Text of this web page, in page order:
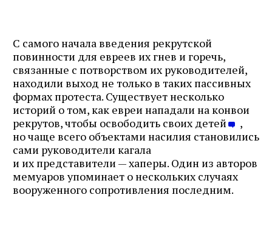
С самого начала введения рекрутской
повинности для евреев их гнев и горечь,
связанные с потворством их руководителей,
находили выход не только в таких пассивных
формах протеста. Существует несколько
историй о том, как евреи нападали на конвои
рекрутов, чтобы освободить своих детей
,
но чаще всего объектами насилия становились
сами руководители кагала
и их представители — хаперы. Один из авторов
мемуаров упоминает о нескольких случаях
вооруженного сопротивления последним.